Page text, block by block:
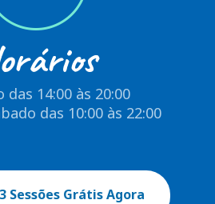
das 14:00 às 20:00
das 10:00 às 22:00
Sessões Grátis Agora